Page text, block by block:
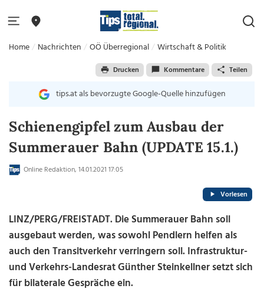
Home Nachrichten OÖ Überregional Wirtschaft & Politik
Drucken Kommentare Teilen
tips.at als bevorzugte Google-Quelle hinzufügen
Schienengipfel zum Ausbau der
Summerauer Bahn (UPDATE 15.1.)
Online Redaktion, 14.01.2021 17:05
Vorlesen
LINZ/PERG/FREISTADT. Die Summerauer Bahn soll
ausgebaut werden, was sowohl Pendlern helfen als
auch den Transitverkehr verringern soll. Infrastruktur-
und Verkehrs-Landesrat Günther Steinkellner setzt sich
für bilaterale Gespräche ein.